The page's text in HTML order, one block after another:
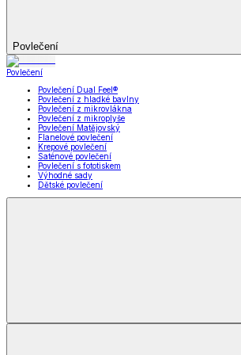
Povlečení
Povlečení
Povlečení Dual Feel®
Povlečení z hladké bavlny
Povlečení z mikrovlákna
Povlečení z mikroplyše
Povlečení Matějovský
Flanelové povlečení
Krepové povlečení
Saténové povlečení
Povlečení s fototiskem
Výhodné sady
Dětské povlečení